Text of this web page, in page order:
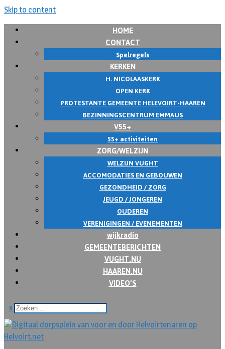
Skip to content
HOME
CONTACT
Spelregels
KERKEN
H. NICOLAASKERK
OPEN KERK
PROTESTANTE GEMEENTE HELEVOIRT-HAAREN
BEZINNINGSCENTRUM EMMAUS
V55+
55+ activiteiten
ZORG/WELZIJN
WELZIJN VUGHT
ACCOMODATIES EN GEBOUWEN
GEZONDHEID / ZORG
JEUGD / JONGEREN
OUDEREN
VERENIGINGEN / EVENEMENTEN
wijkradio
GEMEENTEBERICHTEN
VUGHT.NU
HAAREN.NU
VIDEO’S
x